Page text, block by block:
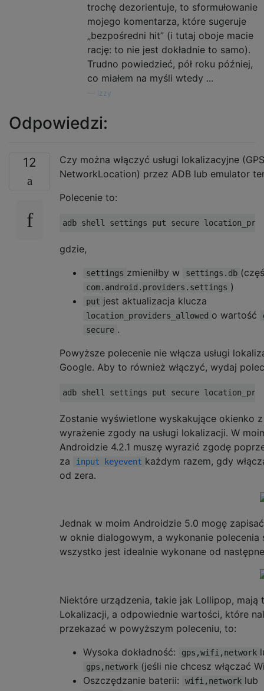
trochę dezorientuje, to sformułowanie
mojego komentarza, które sugeruje
„bezpośredni hit” (i tutaj oboje macie
rację: to nie jest dokładnie to samo).
Trudno powiedzieć, pół roku później,
co miałem na myśli wtedy ...
Izzy
Odpowiedzi:
12
Czy można włączyć usługi lokalizacyjne
NetworkLocation) przez ADB lub emulator
Polecenie to:
gdzie,
settings zmieniłby w settings.db
com.android.providers.settings )
put jest aktualizacja klucza
location_providers_allowed o wartość
secure .
Powyższe polecenie nie włącza usługi
Google. Aby to również włączyć, wydaj
Zostanie wyświetlone wyskakujące okienko
wyrażenie zgody na usługi lokalizacji. W
Androidzie 4.2.1 muszę wyrazić zgodę
za
input keyevent każdym razem, gdy
od zera.
Jednak w moim Androidzie 5.0 mogę
w oknie dialogowym, a wykonanie polecenia
wszystko jest idealnie wykonane od
Niektóre urządzenia, takie jak Lollipop, mają
Lokalizacji, a odpowiednie wartości, które
przekazać w powyższym poleceniu, to:
Wysoka dokładność:
gps,wifi,network
gps,network (jeśli nie chcesz włączać
Oszczędzanie baterii:
wifi,network lub